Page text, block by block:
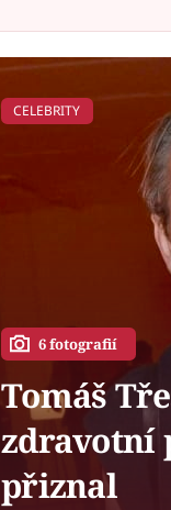
CELEBRITY
6 fotografií
Tomáš
zdravotní
přiznal